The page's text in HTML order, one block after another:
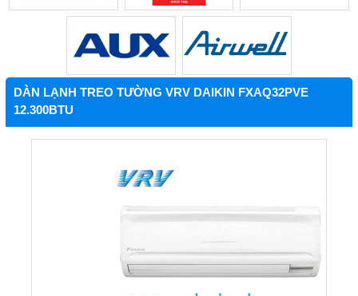
DÀN LẠNH TREO TƯỜNG VRV DAIKIN FXAQ32PVE
12.300BTU